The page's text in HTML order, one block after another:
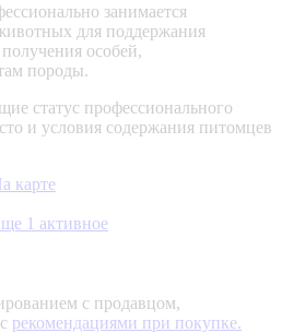
занимается
для поддержания
особей,
породы.
статус профессионального
и условия содержания питомцев
карте
1 активное
с продавцом,
рекомендациями при покупке.